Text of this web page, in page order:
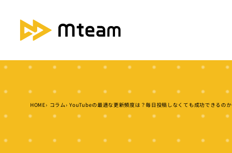
HOME コラム YouTubeの最適な更新頻度は？毎日投稿しなくても成功できるのか